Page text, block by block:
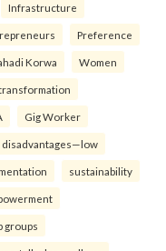
Infrastructure
Preference
Korwa Women
Gig Worker
disadvantages—low
sustainability
groups